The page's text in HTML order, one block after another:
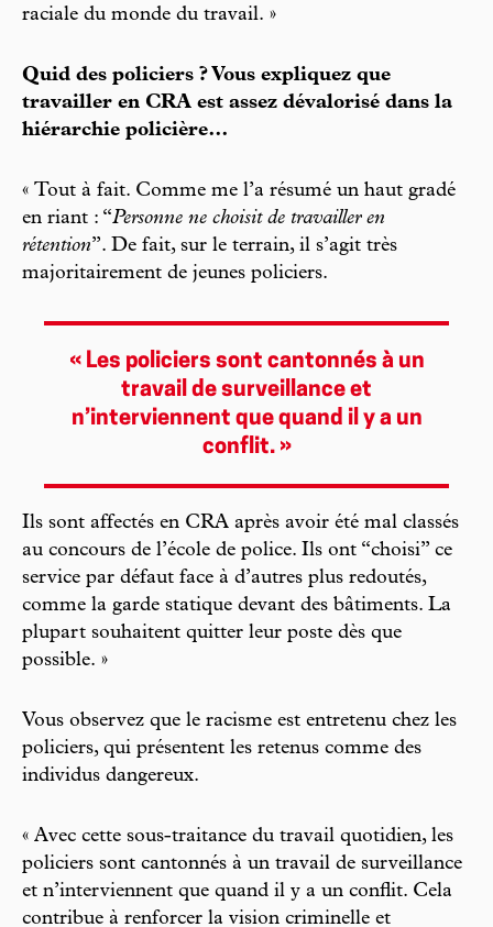
raciale du monde du travail. »
Quid des policiers ? Vous expliquez que
travailler en CRA est assez dévalorisé dans la
hiérarchie policière…
« Tout à fait. Comme me l’a résumé un haut gradé
en riant : “Personne ne choisit de travailler en
rétention”. De fait, sur le terrain, il s’agit très
majoritairement de jeunes policiers.
« Les policiers sont cantonnés à un
travail de surveillance et
n’interviennent que quand il y a un
conflit. »
Ils sont affectés en CRA après avoir été mal classés
au concours de l’école de police. Ils ont “choisi” ce
service par défaut face à d’autres plus redoutés,
comme la garde statique devant des bâtiments. La
plupart souhaitent quitter leur poste dès que
possible. »
Vous observez que le racisme est entretenu chez les
policiers, qui présentent les retenus comme des
individus dangereux.
« Avec cette sous-traitance du travail quotidien, les
policiers sont cantonnés à un travail de surveillance
et n’interviennent que quand il y a un conflit. Cela
contribue à renforcer la vision criminelle et